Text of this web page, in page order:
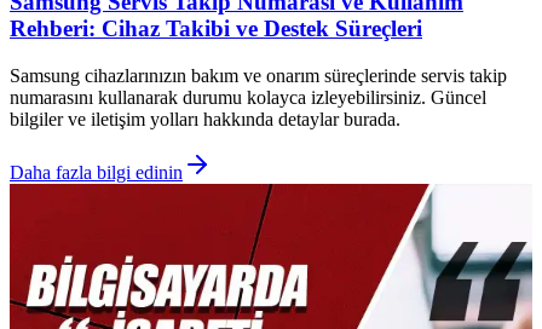
Rehberi: Cihaz Takibi ve Destek Süreçleri
Samsung cihazlarınızın bakım ve onarım süreçlerinde servis takip
numarasını kullanarak durumu kolayca izleyebilirsiniz. Güncel
bilgiler ve iletişim yolları hakkında detaylar burada.
Daha fazla bilgi edinin